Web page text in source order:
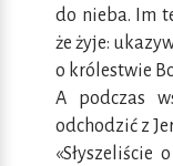
do nieba. Im
że żyje:
o królestwie
A podczas
odchodzić z
«Słyszeliście